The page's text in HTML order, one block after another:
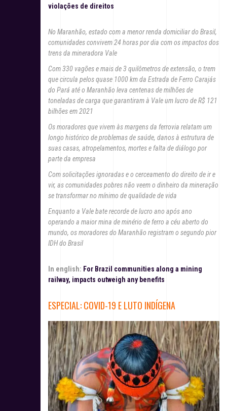
violações de direitos
No Maranhão, estado com a menor renda domiciliar do Brasil,
comunidades convivem 24 horas por dia com os impactos dos
trens da mineradora Vale
Com 330 vagões e mais de 3 quilômetros de extensão, o trem
que circula pelos quase 1000 km da Estrada de Ferro Carajás
do Pará até o Maranhão leva centenas de milhões de
toneladas de carga que garantiram à Vale um lucro de R$ 121
bilhões em 2021
Os moradores que vivem às margens da ferrovia relatam um
longo histórico de problemas de saúde, danos à estrutura de
suas casas, atropelamentos, mortes e falta de diálogo por
parte da empresa
Com solicitações ignoradas e o cerceamento do direito de ir e
vir, as comunidades pobres não veem o dinheiro da mineração
se transformar no mínimo de qualidade de vida
Enquanto a Vale bate recorde de lucro ano após ano
operando a maior mina de minério de ferro a céu aberto do
mundo, os moradores do Maranhão registram o segundo pior
IDH do Brasil
In english: For Brazil communities along a mining
railway, impacts outweigh any benefits
ESPECIAL: COVID-19 E LUTO INDÍGENA